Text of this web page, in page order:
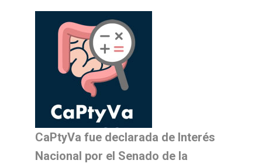
CaPtyVa fue declarada de Interés
Nacional por el Senado de la